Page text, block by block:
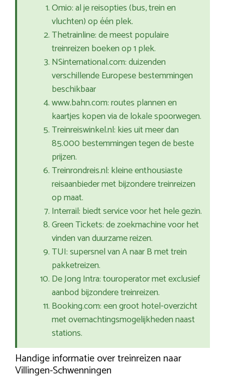
Omio: al je reisopties (bus, trein en
vluchten) op één plek.
Thetrainline: de meest populaire
treinreizen boeken op 1 plek.
NSinternational.com: duizenden
verschillende Europese bestemmingen
beschikbaar
www.bahn.com: routes plannen en
kaartjes kopen via de lokale spoorwegen.
Treinreiswinkel.nl: kies uit meer dan
85.000 bestemmingen tegen de beste
prijzen.
Treinrondreis.nl: kleine enthousiaste
reisaanbieder met bijzondere treinreizen
op maat.
Interrail: biedt service voor het hele gezin.
Green Tickets: de zoekmachine voor het
vinden van duurzame reizen.
TUI: supersnel van A naar B met trein
pakketreizen.
De Jong Intra: touroperator met exclusief
aanbod bijzondere treinreizen.
Booking.com: een groot hotel-overzicht
met overnachtingsmogelijkheden naast
stations.
Handige informatie over treinreizen naar
Villingen-Schwenningen